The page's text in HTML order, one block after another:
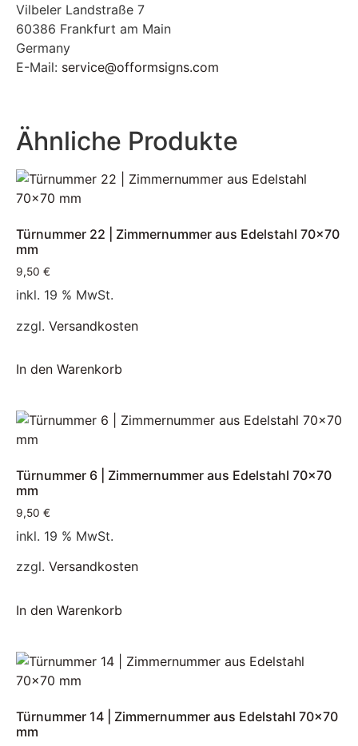
Vilbeler Landstraße 7
60386 Frankfurt am Main
Germany
E-Mail: service@offormsigns.com
Ähnliche Produkte
Türnummer 22 | Zimmernummer aus Edelstahl 70×70
mm
9,50 €
inkl. 19 % MwSt.
zzgl. Versandkosten
In den Warenkorb
Türnummer 6 | Zimmernummer aus Edelstahl 70×70
mm
9,50 €
inkl. 19 % MwSt.
zzgl. Versandkosten
In den Warenkorb
Türnummer 14 | Zimmernummer aus Edelstahl 70×70
mm